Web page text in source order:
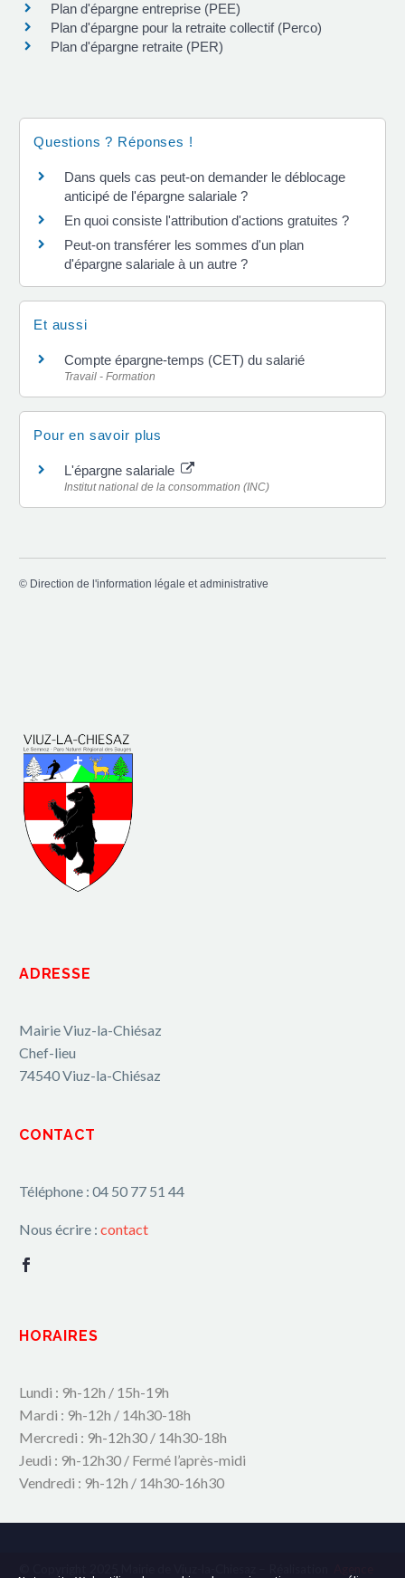
Plan d'épargne entreprise (PEE)
Plan d'épargne pour la retraite collectif (Perco)
Plan d'épargne retraite (PER)
Questions ? Réponses !
Dans quels cas peut-on demander le déblocage
anticipé de l'épargne salariale ?
En quoi consiste l'attribution d'actions gratuites ?
Peut-on transférer les sommes d'un plan
d'épargne salariale à un autre ?
Et aussi
Compte épargne-temps (CET) du salarié
Travail - Formation
Pour en savoir plus
L'épargne salariale
Institut national de la consommation (INC)
© Direction de l'information légale et administrative
ADRESSE
Mairie Viuz-la-Chiésaz
Chef-lieu
74540 Viuz-la-Chiésaz
CONTACT
Téléphone : 04 50 77 51 44
Nous écrire : contact
HORAIRES
Lundi : 9h-12h / 15h-19h
Mardi : 9h-12h / 14h30-18h
Mercredi : 9h-12h30 / 14h30-18h
Jeudi : 9h-12h30 / Fermé l’après-midi
Vendredi : 9h-12h / 14h30-16h30